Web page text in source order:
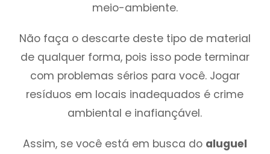
meio-ambiente.
Não faça o descarte deste tipo de material
de qualquer forma, pois isso pode terminar
com problemas sérios para você. Jogar
resíduos em locais inadequados é crime
ambiental e inafiançável.
Assim, se você está em busca do aluguel